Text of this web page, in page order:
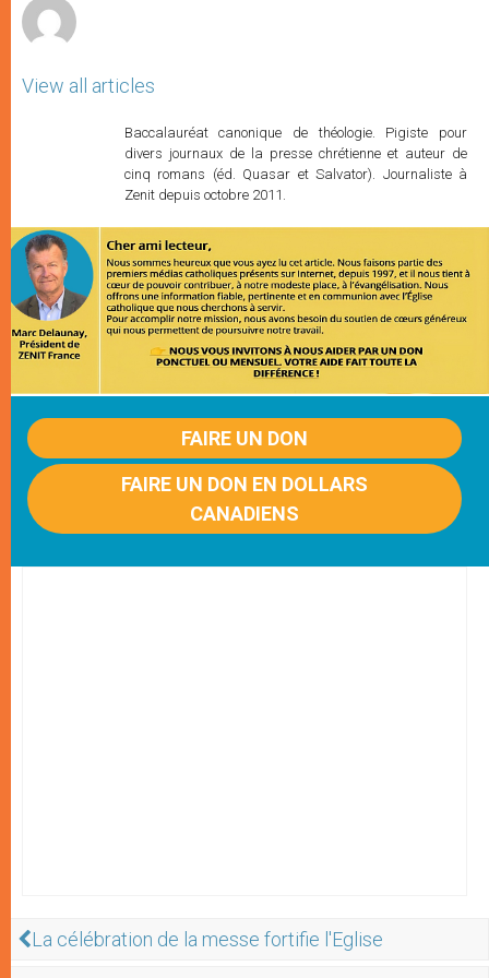
View all articles
Baccalauréat canonique de théologie. Pigiste pour
divers journaux de la presse chrétienne et auteur de
cinq romans (éd. Quasar et Salvator). Journaliste à
Zenit depuis octobre 2011.
FAIRE UN DON
FAIRE UN DON EN DOLLARS
CANADIENS
La célébration de la messe fortifie l'Eglise